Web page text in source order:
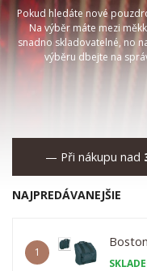
Pokud hledáte nové
Na výběr máte mezi
snadno skladovatelné, no
výběru dbejte na
— Při nákupu nad
NAJPREDÁVANEJŠIE
1